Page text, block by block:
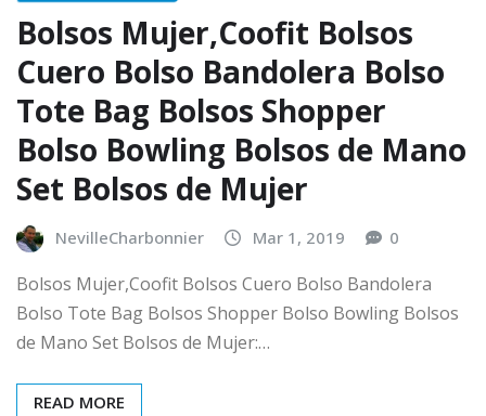
Bolsos Mujer,Coofit Bolsos
Cuero Bolso Bandolera Bolso
Tote Bag Bolsos Shopper
Bolso Bowling Bolsos de Mano
Set Bolsos de Mujer
NevilleCharbonnier Mar 1, 2019 0
Bolsos Mujer,Coofit Bolsos Cuero Bolso Bandolera
Bolso Tote Bag Bolsos Shopper Bolso Bowling Bolsos
de Mano Set Bolsos de Mujer:…
READ MORE